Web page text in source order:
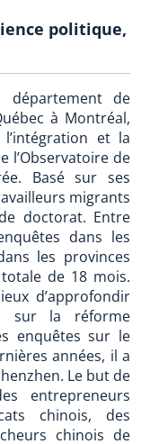
politique,
département de
à Montréal,
et la
l’Observatoire de
Basé sur ses
migrants
doctorat. Entre
dans les
les provinces
de 18 mois.
d’approfondir
sur la réforme
enquêtes sur le
années, il a
Le but de
entrepreneurs
chinois, des
chinois de